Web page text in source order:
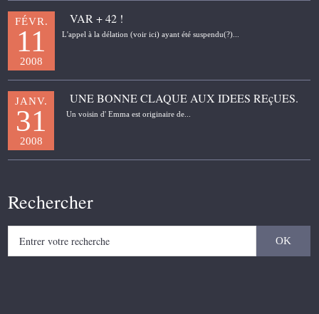
FÉVR.
11
2008
VAR + 42 !
L'appel à la délation (voir ici) ayant été suspendu(?)...
JANV.
31
2008
UNE BONNE CLAQUE AUX IDEES REçUES.
Un voisin d' Emma est originaire de...
Rechercher